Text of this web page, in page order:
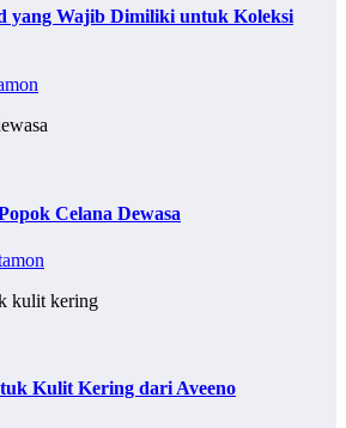
yang Wajib Dimiliki untuk Koleksi
Celana Dewasa
Kulit Kering dari Aveeno